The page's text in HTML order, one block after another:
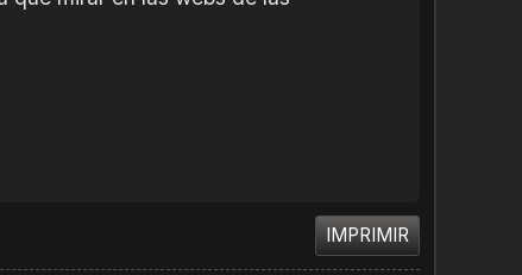
IMPRIMIR